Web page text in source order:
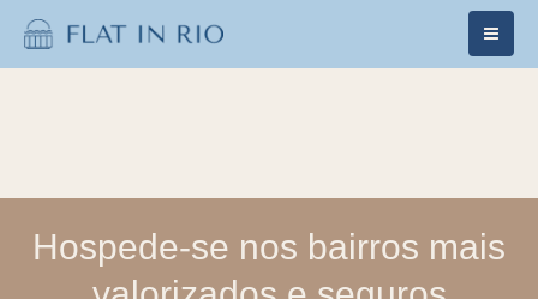
conteúdo
Hospede-se nos bairros mais